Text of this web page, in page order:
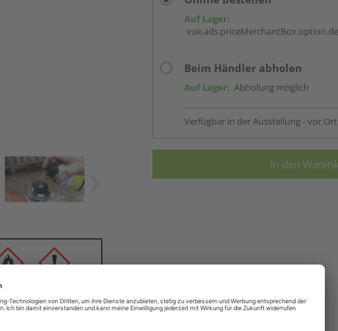
Auf Lager:
Beim Händler abholen
Auf Lager: Abholung möglich
Verfügbar in der Ausstellung - vor
In den